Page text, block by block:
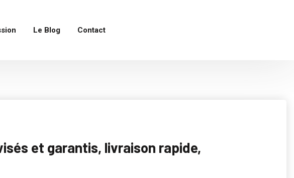
Le Blog Contact
et garantis, livraison rapide,